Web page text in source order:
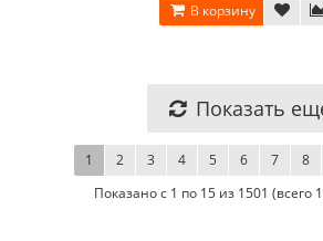
В корзину
Показать
1 2 3 4 5 6 7 8
Показано с 1 по 15 из 1501 (всего